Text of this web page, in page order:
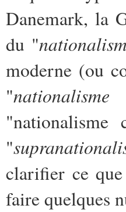
Danemark, la
du "
moderne (ou
"
"nationalisme
"
clarifier ce
faire quelques